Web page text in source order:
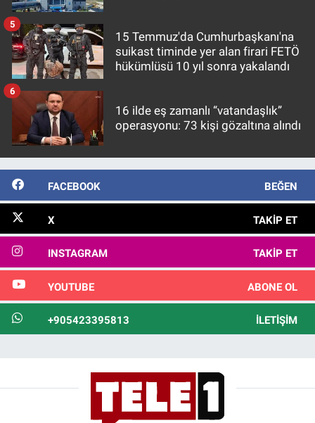
15 Temmuz'da Cumhurbaşkanı'na
suikast timinde yer alan firari FETÖ
hükümlüsü 10 yıl sonra yakalandı
5
16 ilde eş zamanlı “vatandaşlık”
operasyonu: 73 kişi gözaltına alındı
6
FACEBOOK BEĞEN
X TAKIP ET
INSTAGRAM TAKIP ET
YOUTUBE ABONE OL
+905423395813 İLETIŞIM